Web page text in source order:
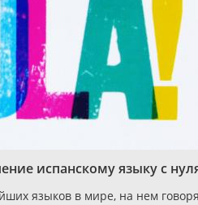
испанскому языку с
языков в мире, на нем